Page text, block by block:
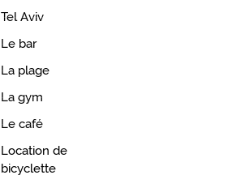
Tel Aviv
Le bar
La plage
La gym
Le café
Location de
bicyclette